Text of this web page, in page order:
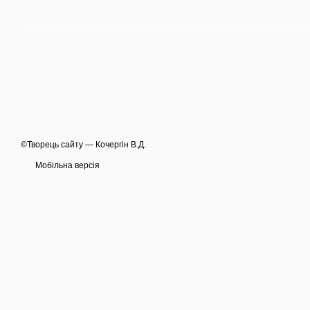
©Творець сайту — Кочергін В.Д.
Мобільна версія